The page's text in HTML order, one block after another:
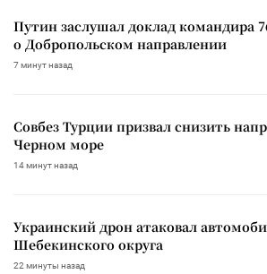
Путин заслушал доклад командира
о Добропольском направлении
7 минут назад
Совбез Турции призвал снизить
Черном море
14 минут назад
Украинский дрон атаковал
Шебекинского округа
22 минуты назад